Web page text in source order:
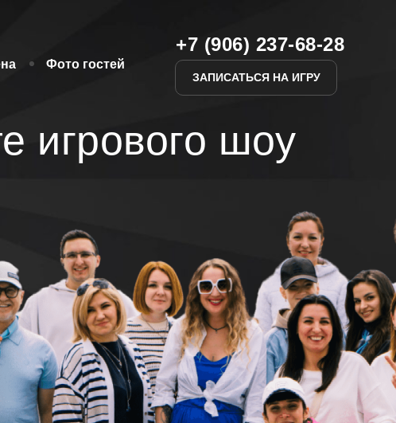
ЗАПИСАТЬСЯ НА ИГРУ
+7 (906) 237-68-28
ЗАПИСАТЬСЯ НА ИГРУ
игрового шоу
Фото гостей